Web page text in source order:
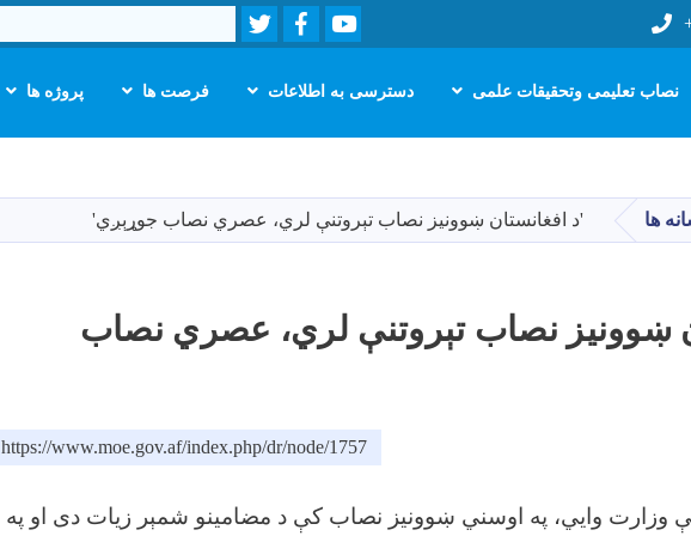
main
content
Youtube
Facebook
Twitter
Search
نصاب تعلیمی وتحقیقات علمی دسترسی به اطلاعات فرصت ها پروژه ها
ها 'د افغانستان ښوونیز نصاب تېروتنې لري، عصري نصاب جوړېږي'
ښوونیز نصاب تېروتنې لري، عصري نصاب
https://www.moe.gov.af/index.php/dr/node/1757
وزارت وايي، په اوسني ښوونیز نصاب کې د مضامینو شمېر زیات دی او په